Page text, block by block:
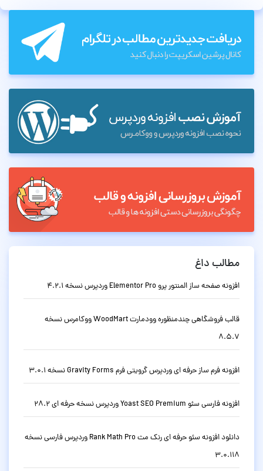
مطالب داغ
افزونه صفحه ساز المنتور پرو Elementor Pro وردپرس نسخه 4.2.1
قالب فروشگاهی چندمنظوره وودمارت WoodMart ووکامرس نسخه
8.5.7
افزونه فرم ساز حرفه ای وردپرس گرویتی فرم Gravity Forms نسخه 3.0.1
افزونه فارسی سئو Yoast SEO Premium وردپرس نسخه حرفه ای 28.2
دانلود افزونه سئو حرفه ای رنک مث Rank Math Pro وردپرس فارسی نسخه
3.0.118